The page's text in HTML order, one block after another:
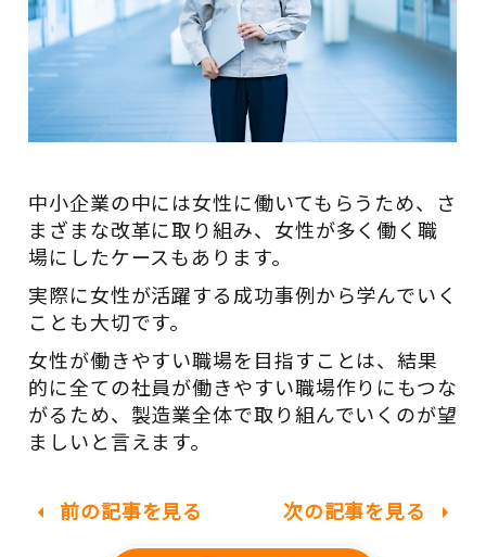
中小企業の中には女性に働いてもらうため、さ
まざまな改革に取り組み、女性が多く働く職
場にしたケースもあります。
実際に女性が活躍する成功事例から学んでいく
ことも大切です。
女性が働きやすい職場を目指すことは、結果
的に全ての社員が働きやすい職場作りにもつな
がるため、製造業全体で取り組んでいくのが望
ましいと言えます。
arrow_left 前の記事を見る 次の記事を見る arrow_right